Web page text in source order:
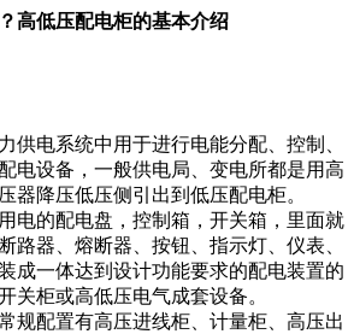
高低压配电柜的基本介绍
供电系统中用于进行电能分配、控制、
电设备，一般供电局、变电所都是用高
器降压低压侧引出到低压配电柜。
电的配电盘，控制箱，开关箱，里面就
路器、熔断器、按钮、指示灯、仪表、
成一体达到设计功能要求的配电装置的
关柜或高低压电气成套设备。
规配置有高压进线柜、计量柜、高压出